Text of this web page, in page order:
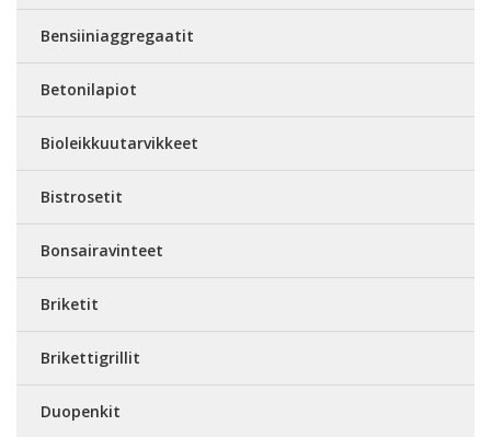
Bensiiniaggregaatit
Betonilapiot
Bioleikkuutarvikkeet
Bistrosetit
Bonsairavinteet
Briketit
Brikettigrillit
Duopenkit